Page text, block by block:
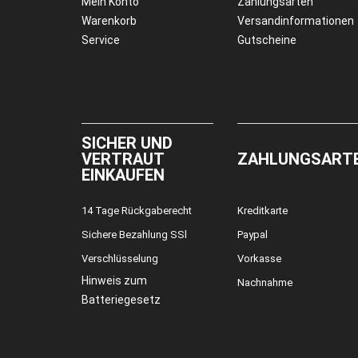
Warenkorb
Service
SICHER UND
VERTRAUT
EINKAUFEN
14 Tage Rückgaberecht
Sichere Bezahlung SSl
Verschlüsselung
Hinweis zum
Batteriegesetz
Versandinformationen
Gutscheine
Kreditkarte
Paypal
Vorkasse
Nachnahme